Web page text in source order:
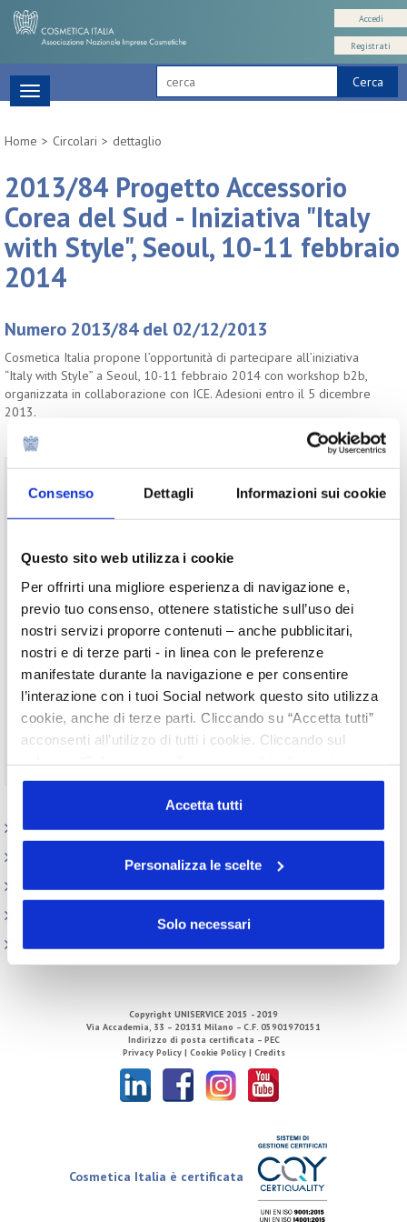
Consenso Dettagli Informazioni sui cookie
Questo sito web utilizza i cookie
Per offrirti una migliore esperienza di navigazione e,
previo tuo consenso, ottenere statistiche sull’uso dei
nostri servizi proporre contenuti – anche pubblicitari,
nostri e di terze parti - in linea con le preferenze
manifestate durante la navigazione e per consentire
l’interazione con i tuoi Social network questo sito utilizza
cookie, anche di terze parti. Cliccando su “Accetta tutti”
acconsenti all’utilizzo di tutti i cookie. Cliccando sul
o profilazione viene utilizzato. Cliccando su
“Personalizza le scelte” è possibile esprimere la propria
volontà in relazione a ciascuna categoria di cookie del
Accetta tutti
Personalizza le scelte
Solo necessari
Cerca
Accedi
Registrati
Toggle
navigation
Home
Circolari dettaglio
2013/84 Progetto Accessorio
Corea del Sud - Iniziativa "Italy
with Style", Seoul, 10-11 febbraio
2014
Numero 2013/84 del 02/12/2013
Cosmetica Italia propone l’opportunità di partecipare all’iniziativa
“Italy with Style” a Seoul, 10-11 febbraio 2014 con workshop b2b,
organizzata in collaborazione con ICE. Adesioni entro il 5 dicembre
2013.
Per visualizzare il testo completo del
documento, devi essere un utente registrato
Username
Ricordami
Elenco Completo
Attività internazionali
Centro Studi
Tecnico Regolatorio
Copyright UNISERVICE 2015 - 2019
Via Accademia, 33 – 20131 Milano – C.F. 05901970151
Indirizzo di posta certificata – PEC
Privacy Policy | Cookie Policy | Credits
Cosmetica Italia è certificata